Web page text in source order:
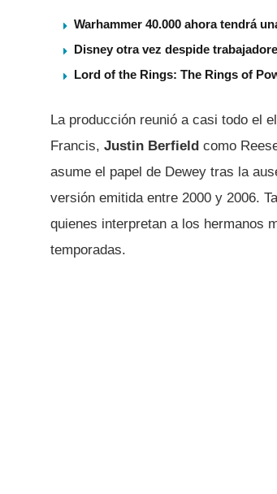
Warhammer 40.000 ahora tendrá
Disney otra vez despide
Lord of the Rings: The Rings of
La producción reunió a casi todo el
Francis, Justin Berfield como
asume el papel de Dewey tras la
versión emitida entre 2000 y 2006.
quienes interpretan a los hermanos
temporadas.